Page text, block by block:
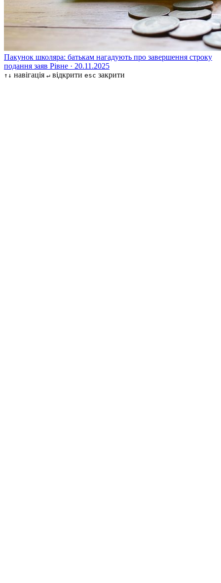
Пакунок школяра: батькам нагадують про завершення строку
подання заяв Рівне · 20.11.2025
↑↓ навігація ↵ відкрити esc закрити